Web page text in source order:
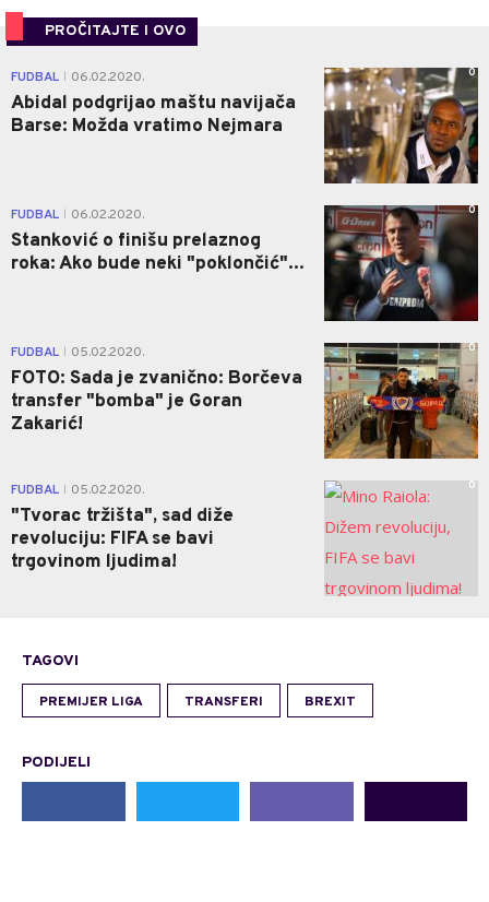
PROČITAJTE I OVO
FUDBAL 06.02.2020.
Abidal podgrijao maštu navijača
Barse: Možda vratimo Nejmara
0
FUDBAL 06.02.2020.
Stanković o finišu prelaznog
roka: Ako bude neki "poklončić"...
0
FUDBAL 05.02.2020.
FOTO: Sada je zvanično: Borčeva
transfer "bomba" je Goran
Zakarić!
0
FUDBAL 05.02.2020.
"Tvorac tržišta", sad diže
revoluciju: FIFA se bavi
trgovinom ljudima!
0
TAGOVI
PREMIJER LIGA TRANSFERI BREXIT
PODIJELI